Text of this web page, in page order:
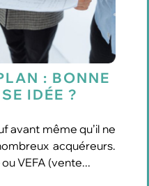
: BONNE
IDÉE ?
avant même qu’il ne
acquéreurs.
VEFA (vente...